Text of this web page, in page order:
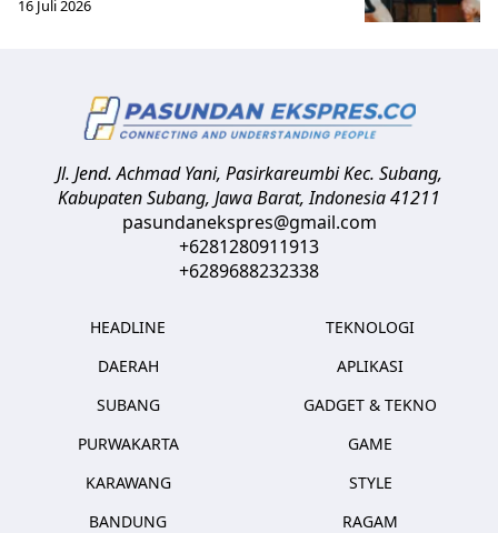
16 Juli 2026
Jl. Jend. Achmad Yani, Pasirkareumbi Kec. Subang,
Kabupaten Subang, Jawa Barat,Indonesia41211
pasundanekspres@gmail.com
+6281280911913
+6289688232338
HEADLINE
DAERAH
SUBANG
PURWAKARTA
KARAWANG
BANDUNG
TEKNOLOGI
APLIKASI
GADGET & TEKNO
GAME
STYLE
RAGAM